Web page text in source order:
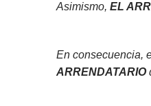
Asimismo, EL
En consecuencia,
ARRENDATARIO